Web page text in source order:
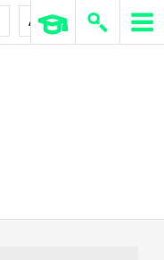
AirPods Pro 3